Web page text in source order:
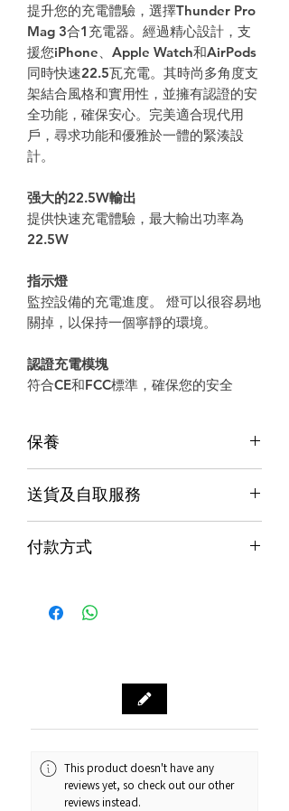
提升您的充電體驗，選擇Thunder Pro
Mag 3合1充電器。經過精心設計，支
援您iPhone、Apple Watch和AirPods
同時快速22.5瓦充電。其時尚多角度支
架結合風格和實用性，並擁有認證的安
全功能，確保安心。完美適合現代用
戶，尋求功能和優雅於一體的緊湊設
計。
强大的22.5W輸出
提供快速充電體驗，最大輸出功率為
22.5W
指示燈
監控設備的充電進度。
燈可以很容易地
關掉，以保持一個寧靜的環境。
認證充電模塊
符合CE和FCC標準，確保您的安全
保養
香港行貨;香港代理提供本地保養和維
物保障 (不包括人為損壞並須要保留完
送貨及自取服務
本地速遞
順豐到付/自取點
門市資料：觀塘秀茂坪商場街市74A號
Whatsapp：34811128
訂購及送貨時間
付款方式
Alipay支付寶 / WeChat Pay微信支付 /
Octopus八達通 / Fps轉數快
This product doesn't have any
reviews yet, so check out our other
reviews instead.